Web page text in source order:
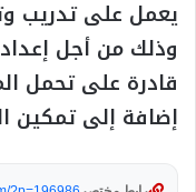
يعمل على تدريب
وذلك من أجل
قادرة على تحمل
إضافة إلى تمكين